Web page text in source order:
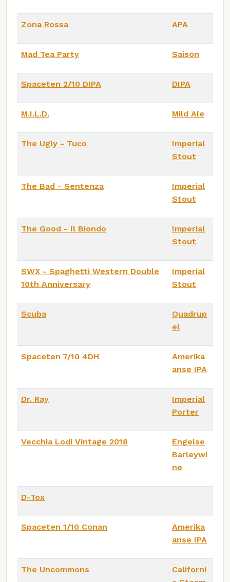
Zona Rossa APA
Mad Tea Party Saison
Spaceten 2/10 DIPA DIPA
M.I.L.D. Mild Ale
The Ugly - Tuco
Imperial
Stout
The Bad - Sentenza
Imperial
Stout
The Good - Il Biondo
Imperial
Stout
SWX - Spaghetti Western Double
10th Anniversary
Imperial
Stout
Scuba
Quadrup
el
Spaceten 7/10 4DH
Amerika
anse IPA
Dr. Ray
Imperial
Porter
Vecchia Lodi Vintage 2018
Engelse
Barleywi
ne
D-Tox
Spaceten 1/10 Conan
Amerika
anse IPA
The Uncommons
Californi